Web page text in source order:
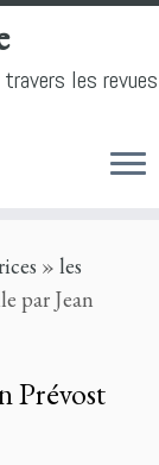
les revues
» les
par Jean
Prévost